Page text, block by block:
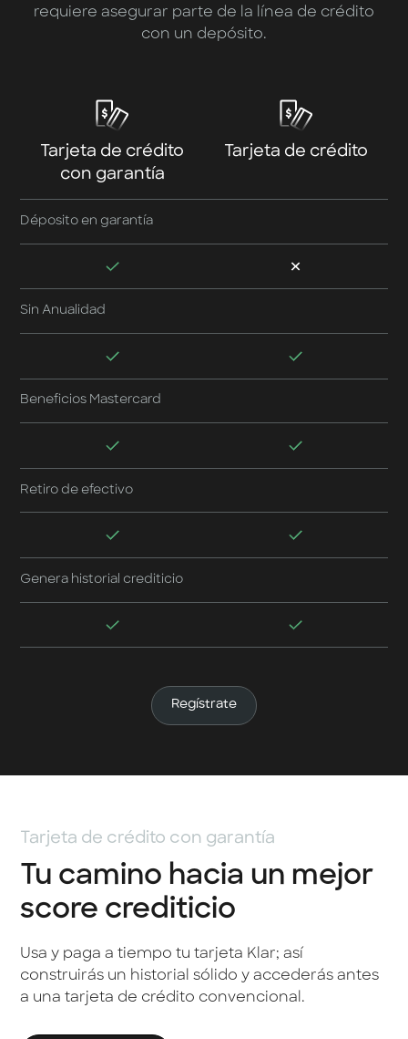
requiere asegurar parte de la línea de crédito
con un depósito.
Tarjeta de crédito
con garantía
Tarjeta de crédito
Déposito en garantía
Sin Anualidad
Beneficios Mastercard
Retiro de efectivo
Genera historial crediticio
Regístrate
Tarjeta de crédito con garantía
Tu camino hacia un mejor
score crediticio
Usa y paga a tiempo tu tarjeta Klar; así
construirás un historial sólido y accederás antes
a una tarjeta de crédito convencional.